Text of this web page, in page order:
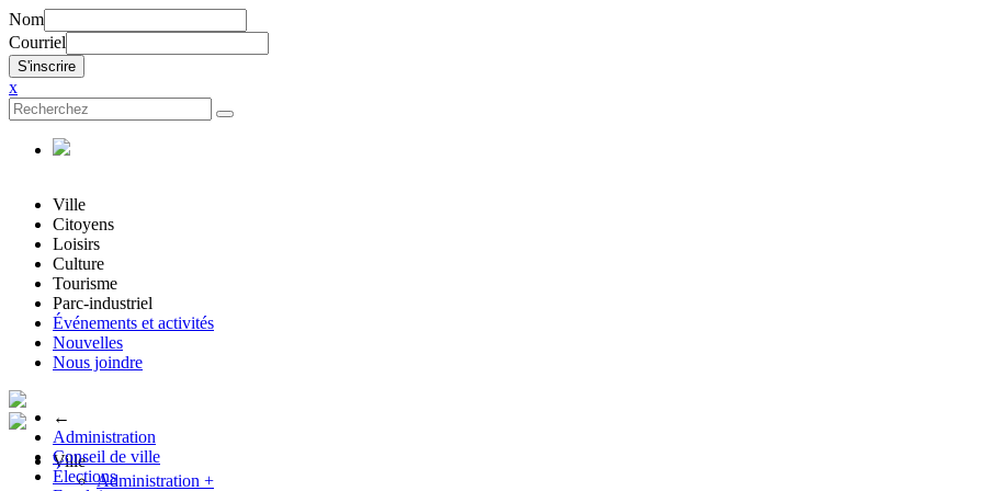
Nom
Courriel
x
Ville
Citoyens
Loisirs
Culture
Tourisme
Parc-industriel
Événements et activités
Nouvelles
Nous joindre
←
Administration
Conseil de ville
Élections
Ville
Administration +